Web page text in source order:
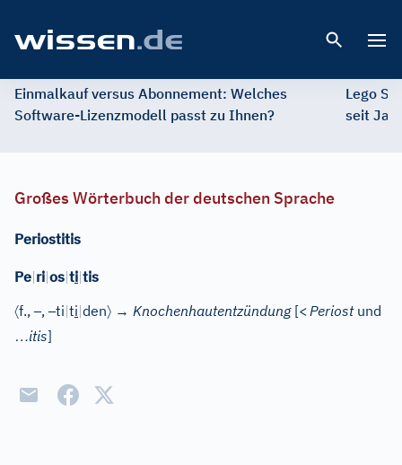
Einmalkauf versus Abonnement: Welches
Software-Lizenzmodell passt zu Ihnen?
Lego
seit
Großes Wörterbuch der deutschen Sprache
Periostitis
Pe|ri|os|ti|tis
〈f.,–,–ti|ti|den〉 → Knochenhautentzündung[<Periostund
…itis]